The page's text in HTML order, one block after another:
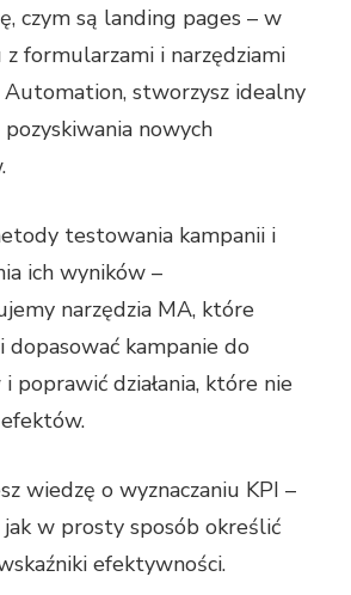
czym są landing pages – w
z formularzami i narzędziami
stworzysz idealny
nowych
testowania kampanii i
ich wyników –
narzędzia MA, które
dopasować kampanie do
poprawić działania, które nie
wiedzę o wyznaczaniu KPI –
jak w prosty sposób określić
efektywności.